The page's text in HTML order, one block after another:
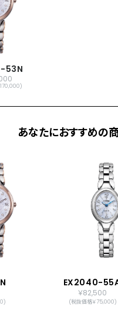
日本製
国際保証3年間(購
53N
あなたにおすすめの
EX2040-
￥82,500
(税抜価格￥75,000)